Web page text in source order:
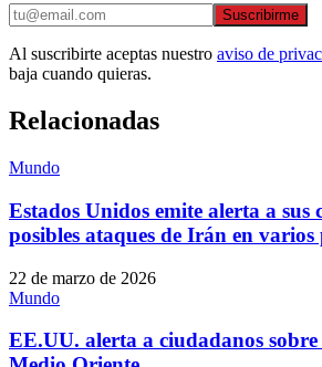
Suscribirme
Al suscribirte aceptas nuestro aviso de
baja cuando quieras.
Relacionadas
Mundo
Estados Unidos emite alerta a sus
posibles ataques de Irán en varios
22 de marzo de 2026
Mundo
EE.UU. alerta a ciudadanos sobre